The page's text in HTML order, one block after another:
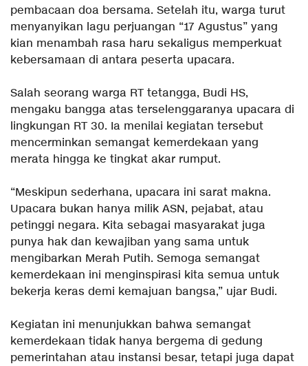
pembacaan doa bersama. Setelah itu, warga turut
menyanyikan lagu perjuangan “17 Agustus” yang
kian menambah rasa haru sekaligus memperkuat
kebersamaan di antara peserta upacara.
‎Salah seorang warga RT tetangga, Budi HS,
mengaku bangga atas terselenggaranya upacara di
lingkungan RT 30. Ia menilai kegiatan tersebut
mencerminkan semangat kemerdekaan yang
merata hingga ke tingkat akar rumput.
‎“Meskipun sederhana, upacara ini sarat makna.
Upacara bukan hanya milik ASN, pejabat, atau
petinggi negara. Kita sebagai masyarakat juga
punya hak dan kewajiban yang sama untuk
mengibarkan Merah Putih. Semoga semangat
kemerdekaan ini menginspirasi kita semua untuk
bekerja keras demi kemajuan bangsa,” ujar Budi.
‎Kegiatan ini menunjukkan bahwa semangat
kemerdekaan tidak hanya bergema di gedung
pemerintahan atau instansi besar, tetapi juga dapat